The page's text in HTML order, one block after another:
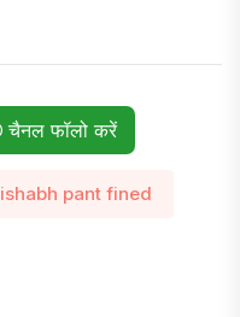
चैनल फॉलो करें
pant fined